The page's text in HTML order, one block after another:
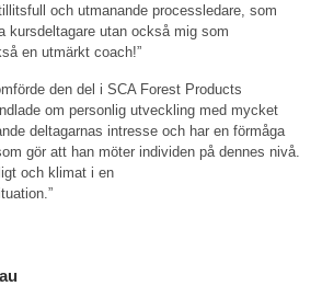
och utmanande processledare, som
kursdeltagare utan också mig som
en utmärkt coach!”
den del i SCA Forest Products
om personlig utveckling med mycket
deltagarnas intresse och har en förmåga
gör att han möter individen på dennes nivå.
och klimat i en